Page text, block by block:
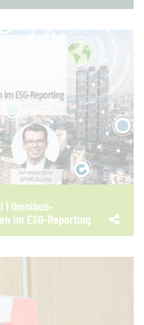
| Omnibus-
im ESG-Reporting